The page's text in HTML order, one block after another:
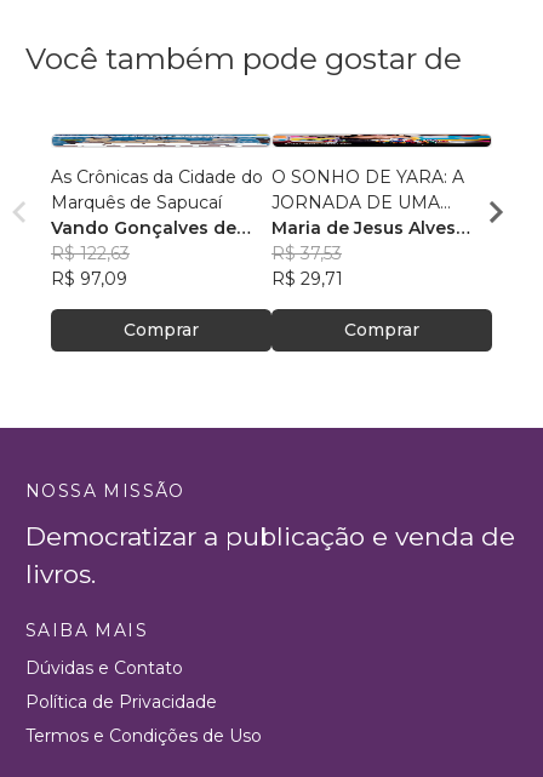
Você também pode gostar de
As Crônicas da Cidade do
Marquês de Sapucaí
Vando Gonçalves de
Araújo
R$ 122,63
R$ 97,09
Comprar
O SONHO DE YARA: A
JORNADA DE UMA
MENINA INDÍGENA
Maria de Jesus Alves
dos Santos
R$ 37,53
R$ 29,71
Comprar
R$
NOSSA MISSÃO
Democratizar a publicação e venda de
livros.
SAIBA MAIS
Dúvidas e Contato
Política de Privacidade
Termos e Condições de Uso